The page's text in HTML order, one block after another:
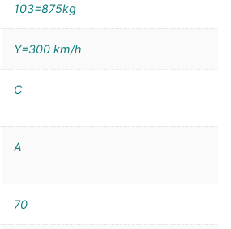
103=875kg
Y=300 km/h
C
A
70